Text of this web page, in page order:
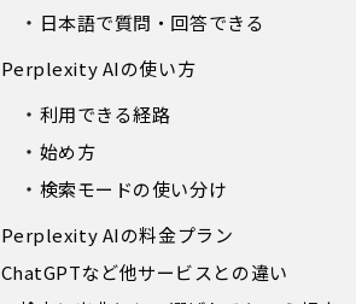
日本語で質問・回答できる
Perplexity AIの使い方
利用できる経路
始め方
検索モードの使い分け
Perplexity AIの料金プラン
ChatGPTなど他サービスとの違い